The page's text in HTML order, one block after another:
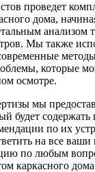
проведет
дома,
анализом
Мы также
которые
осмотре.
мы
будет
по их
на все
по любым
каркасного